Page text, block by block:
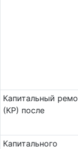
Ка­пи­таль­ный
(КР) после
Капитального